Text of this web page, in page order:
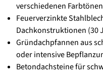
verschiedenen Farbtönen
Feuerverzinkte
Dachkonstruktionen (30
Gründachpfannen aus
oder intensive
Betondachsteine für